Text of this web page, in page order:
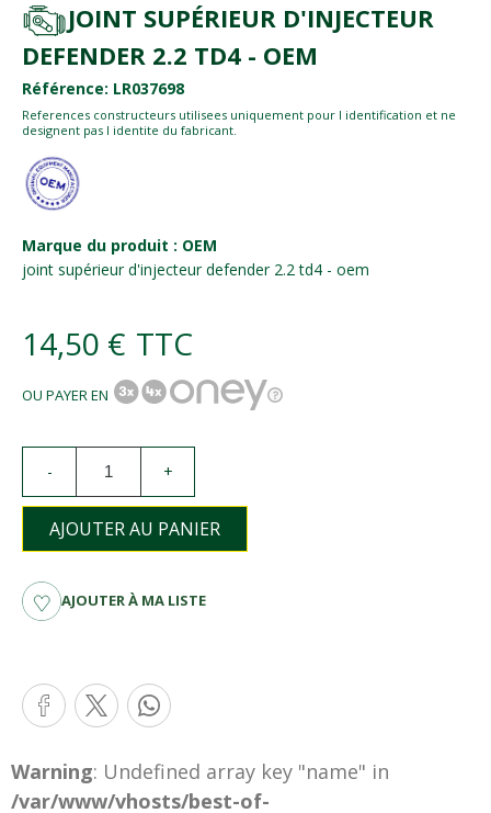
JOINT SUPÉRIEUR D'INJECTEUR
DEFENDER 2.2 TD4 - OEM
Référence: LR037698
References constructeurs utilisees uniquement pour l identification et ne
designent pas l identite du fabricant.
Marque du produit : OEM
joint supérieur d'injecteur defender 2.2 td4 - oem
14,50 € TTC
OU PAYER EN
- +
AJOUTER AU PANIER
AJOUTER À MA LISTE
Warning: Undefined array key "name" in
/var/www/vhosts/best-of-